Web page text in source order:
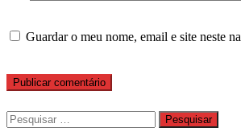
Guardar o meu nome, email e site neste
Pesquisar
por: